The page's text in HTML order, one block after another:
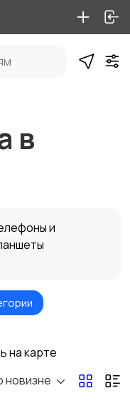
в
и
техника
на карте
новизне